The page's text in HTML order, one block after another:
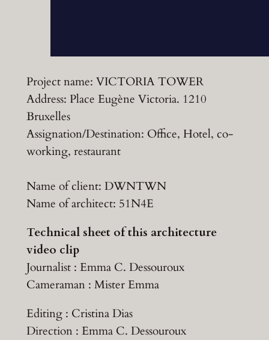
Project name: VICTORIA TOWER
Address: Place Eugène Victoria. 1210
Bruxelles
Assignation/Destination: Office, Hotel, co-
working, restaurant
Name of client: DWNTWN
Name of architect: 51N4E
Technical sheet of this architecture
video clip
Journalist : Emma C. Dessouroux
Cameraman : Mister Emma
Editing : Cristina Dias
Direction : Emma C. Dessouroux